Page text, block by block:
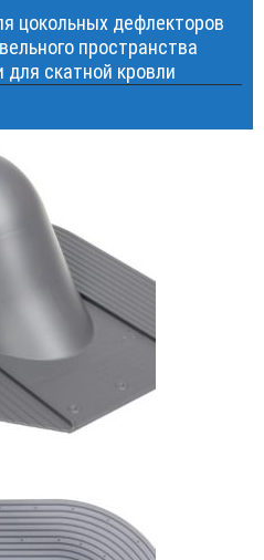
цокольных дефлекторов
пространства
скатной кровли